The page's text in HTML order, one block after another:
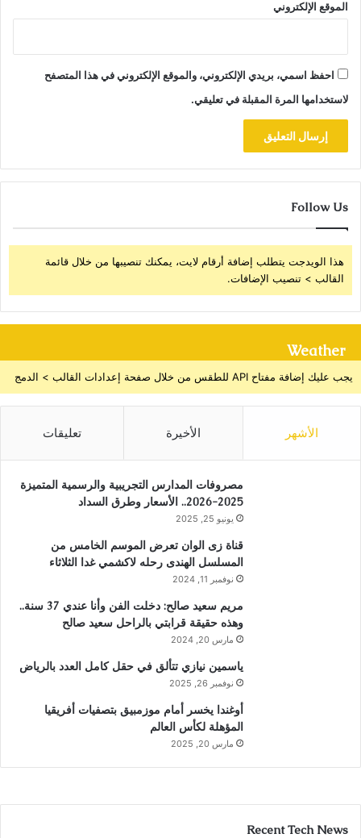
الموقع الإلكتروني
احفظ اسمي، بريدي الإلكتروني، والموقع الإلكتروني في هذا المتصفح
لاستخدامها المرة المقبلة في تعليقي.
Follow Us
هذا الويدجت يتطلب إضافة أرقام لايت، يمكنك تنصيبها من خلال قائمة
القالب > تنصيب الإضافات.
Weather
يجب عليك إضافة مفتاح API للطقس من خلال صفحة إعدادات القالب > الدمج
الأشهر الأخيرة تعليقات
مصروفات المدارس التجريبية والرسمية المتميزة
2025-2026.. الأسعار وطرق السداد
يونيو 25, 2025
قناة زى الوان تعرض الموسم الخامس من
المسلسل الهندى رحله لاكشمي غدا الثلاثاء
نوفمبر 11, 2024
مريم سعيد صالح: دخلت الفن وأنا عندي 37 سنة..
وهذه حقيقة قرابتي بالراحل سعيد صالح
مارس 20, 2024
ياسمين نيازي تتألق في حقل كامل العدد بالرياض
نوفمبر 26, 2025
أوغندا يخسر أمام موزمبيق بتصفيات أفريقيا
المؤهلة لكأس العالم
مارس 20, 2025
Recent Tech News